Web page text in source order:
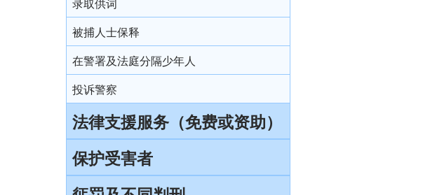
被捕人士保释
在警署及法庭分隔少年人
投诉警察
法律支援服务（免费或资助）
简介本港部分法律援助
刑事诉讼法律援助计划
保护受害者
受害者的权利